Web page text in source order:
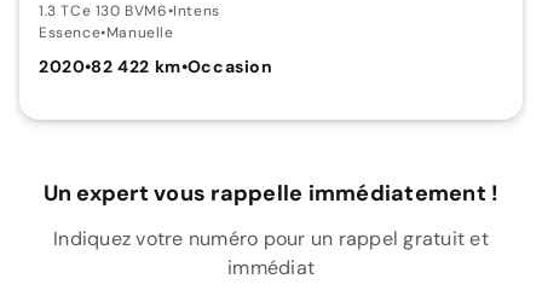
1.3 TCe 130 BVM6•Intens
Essence•Manuelle
2020•82 422 km•Occasion
Un expert vous rappelle immédiatement !
Indiquez votre numéro pour un rappel gratuit et
immédiat